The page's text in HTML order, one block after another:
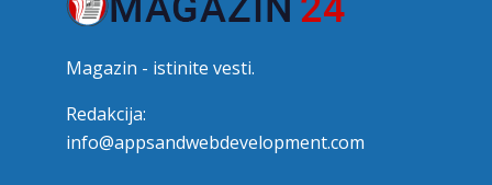
Magazin - istinite vesti.
Redakcija:
info@appsandwebdevelopment.com